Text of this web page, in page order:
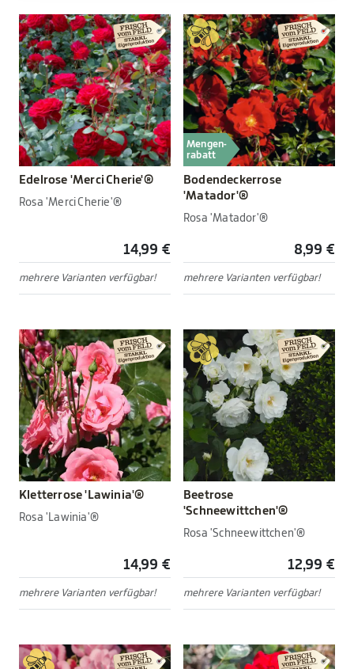
Edelrose 'Merci Cherie'®
Rosa 'Merci Cherie'®
14,99 €
mehrere Varianten verfügbar!
Mengen-
rabatt
Bodendeckerrose
'Matador'®
Rosa 'Matador'®
8,99 €
mehrere Varianten verfügbar!
Kletterrose 'Lawinia'®
Rosa 'Lawinia'®
14,99 €
mehrere Varianten verfügbar!
Beetrose
'Schneewittchen'®
Rosa 'Schneewittchen'®
12,99 €
mehrere Varianten verfügbar!